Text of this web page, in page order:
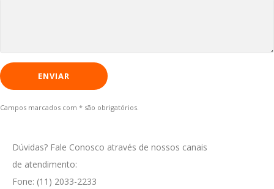
Campos marcados com * são obrigatórios.
Dúvidas? Fale Conosco através de nossos canais
de atendimento:
Fone: (11) 2033-2233